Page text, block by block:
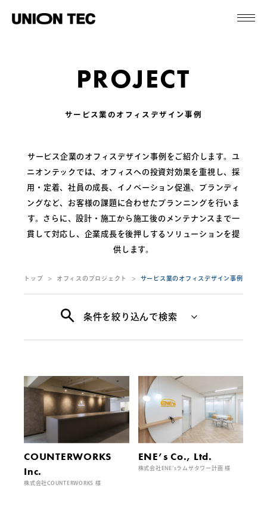
PROJECT
サービス業のオフィスデザイン事例
サービス企業のオフィスデザイン事例をご紹介します。ユ
ニオンテックでは、オフィスへの投資対効果を重視し、採
用・定着、社員の成長、イノベーション促進、ブランディ
ングなど、お客様の課題に合わせたプランニングを行いま
す。さらに、設計・施工から施工後のメンテナンスまで一
貫して対応し、企業成長を後押しするソリューションを提
供します。
トップ オフィスのプロジェクト サービス業のオフィスデザイン事例
条件を絞り込んで検索
COUNTERWORKS
Inc.
株式会社COUNTERWORKS 様
ENE’s Co., Ltd.
株式会社ENE’sラムザタワー計画 様